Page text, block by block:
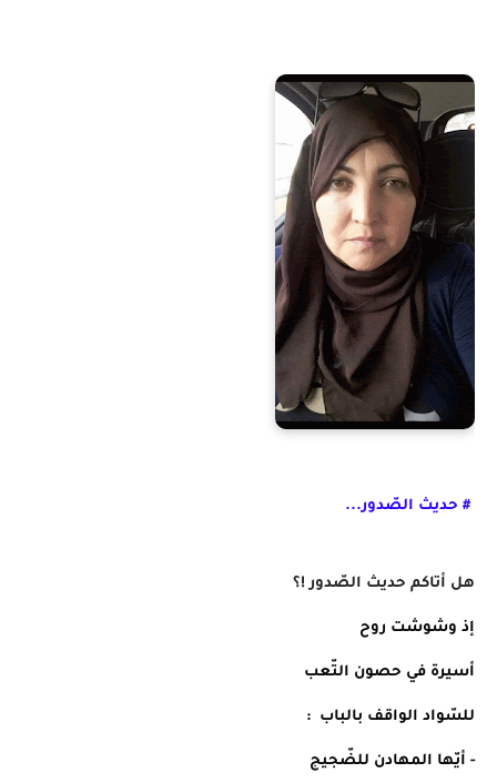
# حديث الصّدور...
هل أتاكم حديث الصّدور !؟
إذ وشوشت روح
أسيرة في حصون التّعب
للسّواد الواقف بالباب  :
- أيّها المهادن للضّجيج